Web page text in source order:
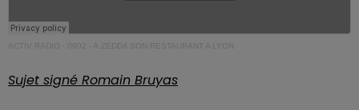
ACTIV RADIO 0902 - A.ZEDDA SON RESTAURANT A LYON
Sujet signé Romain Bruyas